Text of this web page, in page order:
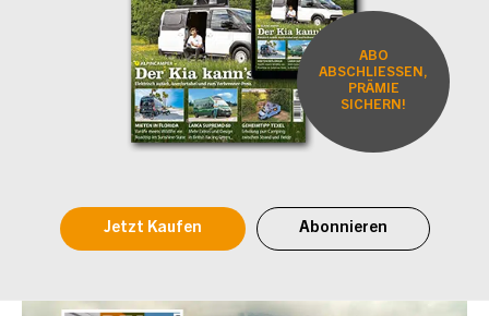
ABO
ABSCHLIESSEN,
PRÄMIE
SICHERN!
Jetzt Kaufen Abonnieren